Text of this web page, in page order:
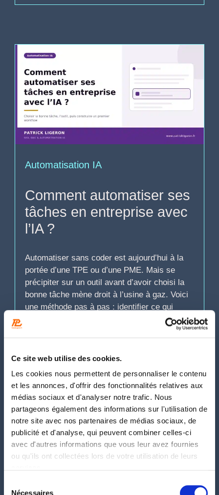
Ce site web utilise des cookies.
Les cookies nous permettent de personnaliser le contenu
et les annonces, d'offrir des fonctionnalités relatives aux
médias sociaux et d'analyser notre trafic. Nous
partageons également des informations sur l'utilisation de
notre site avec nos partenaires de médias sociaux, de
publicité et d'analyse, qui peuvent combiner celles-ci
avec d'autres informations que vous leur avez fournies
ou qu'ils ont collectées lors de votre utilisation de leurs
Nécessaires
Automatisation IA
Comment automatiser ses
tâches en entreprise avec
l’IA ?
Automatiser sans coder est aujourd’hui à la
portée d’une TPE ou d’une PME. Mais se
précipiter sur un outil avant d’avoir choisi la
bonne tâche mène droit à l’usine à gaz. Voici
une méthode pas à pas : identifier ce qui
mérite d’être automatisé, choisir son outil,